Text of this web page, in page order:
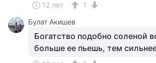
12 лет
1
Булат Акишев
Богатство подобно соленой
больше ее пьешь, тем